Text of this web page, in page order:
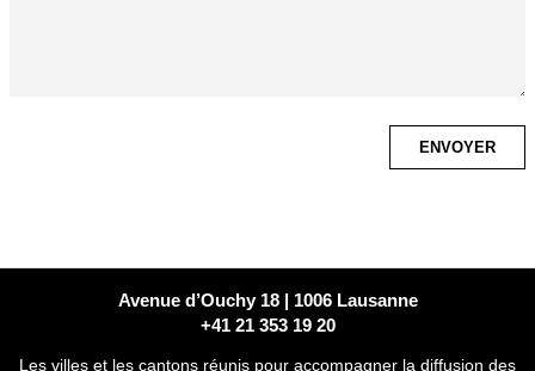
Avenue d’Ouchy 18 | 1006 Lausanne
+41 21 353 19 20
Les villes et les cantons réunis pour accompagner la diffusion des